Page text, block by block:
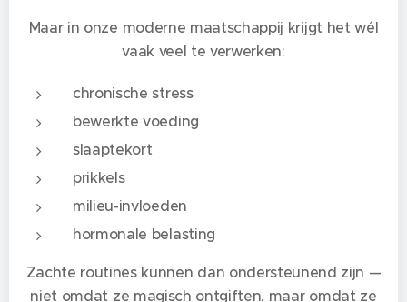
Maar in onze moderne maatschappij krijgt het wél
vaak veel te verwerken:
chronische stress
bewerkte voeding
slaaptekort
prikkels
milieu-invloeden
hormonale belasting
Zachte routines kunnen dan ondersteunend zijn —
niet omdat ze magisch ontgiften, maar omdat ze